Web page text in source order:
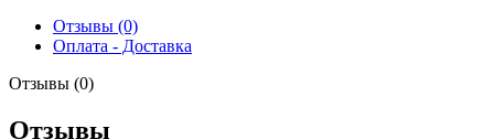
Отзывы (0)
Оплата - Доставка
Отзывы (0)
Отзывы